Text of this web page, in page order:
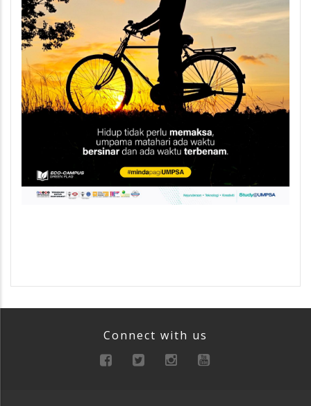
Connect with us